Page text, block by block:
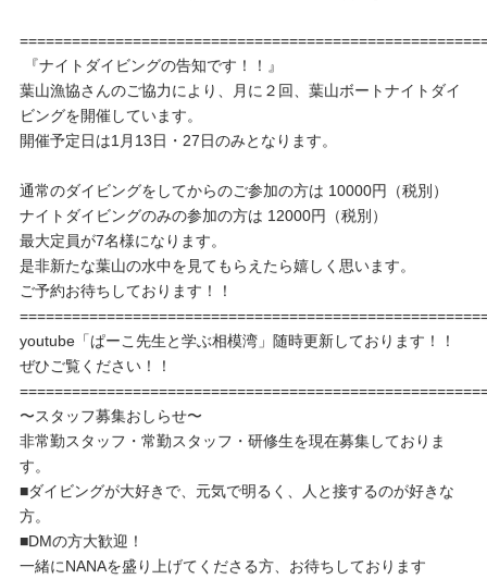
『ナイトダイビングの告知です！！』
葉山漁協さんのご協力により、月に２回、葉山ボートナイトダイ
ビングを開催しています。
開催予定日は1月13日・27日のみとなります。
通常のダイビングをしてからのご参加の方は 10000円（税別）
ナイトダイビングのみの参加の方は 12000円（税別）
最大定員が7名様になります。
是非新たな葉山の水中を見てもらえたら嬉しく思います。
ご予約お待ちしております！！
youtube「ぱーこ先生と学ぶ相模湾」随時更新しております！！
ぜひご覧ください！！
〜スタッフ募集おしらせ〜
非常勤スタッフ・常勤スタッフ・研修生を現在募集しておりま
す。
■ダイビングが大好きで、元気で明るく、人と接するのが好きな
方。
■DMの方大歓迎！
一緒にNANAを盛り上げてくださる方、お待ちしております